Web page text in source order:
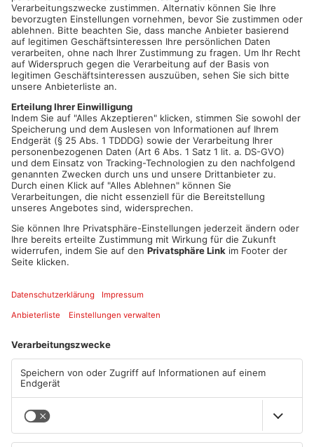
Rathausplatz ist in einer Wohnung im zweiten Stock ein Feuer
ausgebrochen – der Bewohner konnte sich noch rechtzeitig
ins Freie retten. Als die Einsatzkräfte in die Wohnung kamen,
brannte ein Wasserkocher auf einem Herd. Ein Übergreifen der
Flammen auf den restlichen Teil der Wohnung konnte
verhindert werden – trotzdem ist die Wohnung wegen der
Rauchausbreitung aktuell unbewohnbar. Verletzt wurde
niemand, wie hoch der Schaden ist, ist unklar.
Artikel teilen
ANZEIGE
Mehr aus Main-
Kinzig-Kreis